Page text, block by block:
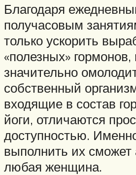
Благодаря
получасовым
только ускорить
«полезных» гормонов,
значительно
собственный
входящие в состав
йоги, отличаются
доступностью.
выполнить их сможет
любая женщина.